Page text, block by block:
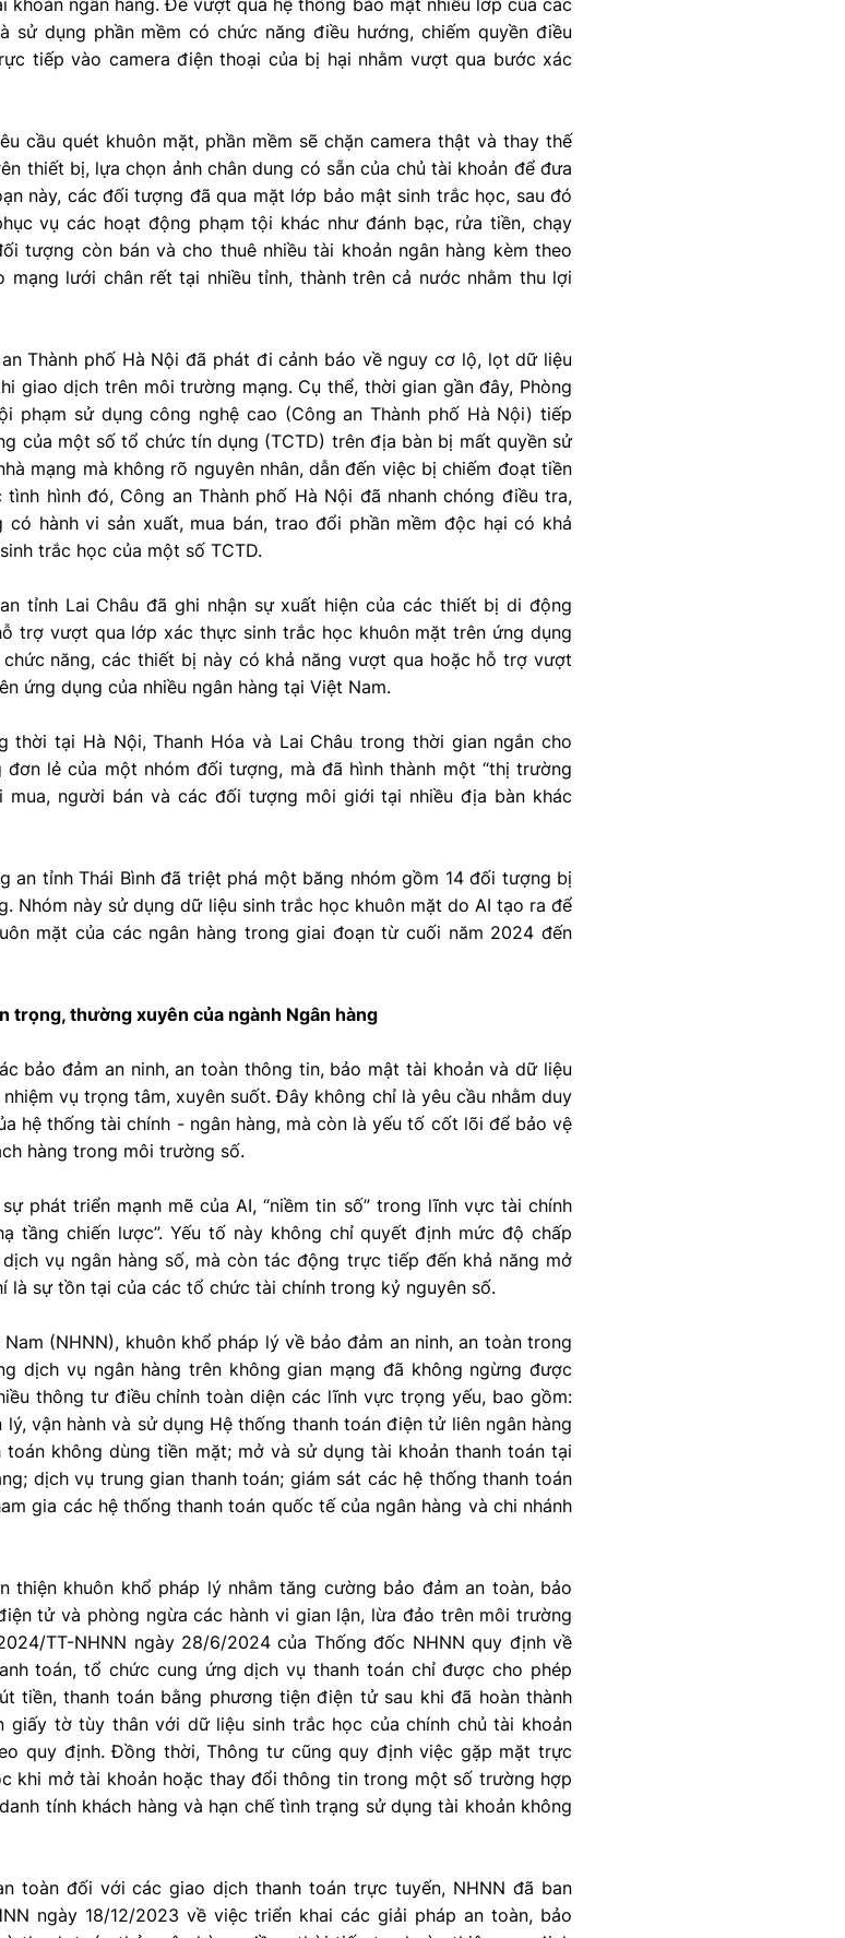
ngân hàng. Để vượt qua hệ thống bảo mật nhiều lớp của các
sử dụng phần mềm có chức năng điều hướng, chiếm quyền điều
tiếp vào camera điện thoại của bị hại nhằm vượt qua bước xác
cầu quét khuôn mặt, phần mềm sẽ chặn camera thật và thay thế
thiết bị, lựa chọn ảnh chân dung có sẵn của chủ tài khoản để đưa
này, các đối tượng đã qua mặt lớp bảo mật sinh trắc học, sau đó
vụ các hoạt động phạm tội khác như đánh bạc, rửa tiền, chạy
tượng còn bán và cho thuê nhiều tài khoản ngân hàng kèm theo
mạng lưới chân rết tại nhiều tỉnh, thành trên cả nước nhằm thu lợi
Thành phố Hà Nội đã phát đi cảnh báo về nguy cơ lộ, lọt dữ liệu
giao dịch trên môi trường mạng. Cụ thể, thời gian gần đây, Phòng
phạm sử dụng công nghệ cao (Công an Thành phố Hà Nội) tiếp
của một số tổ chức tín dụng (TCTD) trên địa bàn bị mất quyền sử
mạng mà không rõ nguyên nhân, dẫn đến việc bị chiếm đoạt tiền
hình đó, Công an Thành phố Hà Nội đã nhanh chóng điều tra,
hành vi sản xuất, mua bán, trao đổi phần mềm độc hại có khả
trắc học của một số TCTD.
tỉnh Lai Châu đã ghi nhận sự xuất hiện của các thiết bị di động
trợ vượt qua lớp xác thực sinh trắc học khuôn mặt trên ứng dụng
năng, các thiết bị này có khả năng vượt qua hoặc hỗ trợ vượt
ứng dụng của nhiều ngân hàng tại Việt Nam.
thời tại Hà Nội, Thanh Hóa và Lai Châu trong thời gian ngắn cho
lẻ của một nhóm đối tượng, mà đã hình thành một “thị trường
mua, người bán và các đối tượng môi giới tại nhiều địa bàn khác
an tỉnh Thái Bình đã triệt phá một băng nhóm gồm 14 đối tượng bị
Nhóm này sử dụng dữ liệu sinh trắc học khuôn mặt do AI tạo ra để
mặt của các ngân hàng trong giai đoạn từ cuối năm 2024 đến
trọng, thường xuyên của ngành Ngân hàng
bảo đảm an ninh, an toàn thông tin, bảo mật tài khoản và dữ liệu
vụ trọng tâm, xuyên suốt. Đây không chỉ là yêu cầu nhằm duy
hệ thống tài chính - ngân hàng, mà còn là yếu tố cốt lõi để bảo vệ
hàng trong môi trường số.
phát triển mạnh mẽ của AI, “niềm tin số” trong lĩnh vực tài chính
tầng chiến lược”. Yếu tố này không chỉ quyết định mức độ chấp
vụ ngân hàng số, mà còn tác động trực tiếp đến khả năng mở
là sự tồn tại của các tổ chức tài chính trong kỷ nguyên số.
(NHNN), khuôn khổ pháp lý về bảo đảm an ninh, an toàn trong
dịch vụ ngân hàng trên không gian mạng đã không ngừng được
thông tư điều chỉnh toàn diện các lĩnh vực trọng yếu, bao gồm:
vận hành và sử dụng Hệ thống thanh toán điện tử liên ngân hàng
không dùng tiền mặt; mở và sử dụng tài khoản thanh toán tại
dịch vụ trung gian thanh toán; giám sát các hệ thống thanh toán
gia các hệ thống thanh toán quốc tế của ngân hàng và chi nhánh
thiện khuôn khổ pháp lý nhằm tăng cường bảo đảm an toàn, bảo
tử và phòng ngừa các hành vi gian lận, lừa đảo trên môi trường
TT-NHNN ngày 28/6/2024 của Thống đốc NHNN quy định về
toán, tổ chức cung ứng dịch vụ thanh toán chỉ được cho phép
tiền, thanh toán bằng phương tiện điện tử sau khi đã hoàn thành
giấy tờ tùy thân với dữ liệu sinh trắc học của chính chủ tài khoản
quy định. Đồng thời, Thông tư cũng quy định việc gặp mặt trực
khi mở tài khoản hoặc thay đổi thông tin trong một số trường hợp
tính khách hàng và hạn chế tình trạng sử dụng tài khoản không
toàn đối với các giao dịch thanh toán trực tuyến, NHNN đã ban
ngày 18/12/2023 về việc triển khai các giải pháp an toàn, bảo